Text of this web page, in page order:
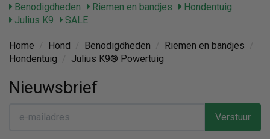
Benodigdheden
Riemen en bandjes
Hondentuig
Julius K9
SALE
Home Hond Benodigdheden Riemen en bandjes
Hondentuig
Julius K9® Powertuig
Nieuwsbrief
Verstuur